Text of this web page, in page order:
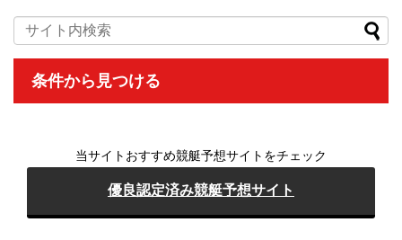
条件から 見つける
当サイトおすすめ競艇予想サイトをチェック
優良認定済み競艇予想サイト